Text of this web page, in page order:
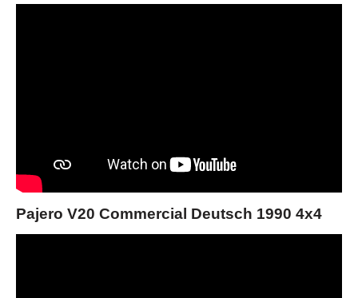
Pajero V20 Commercial Deutsch 1990 4x4